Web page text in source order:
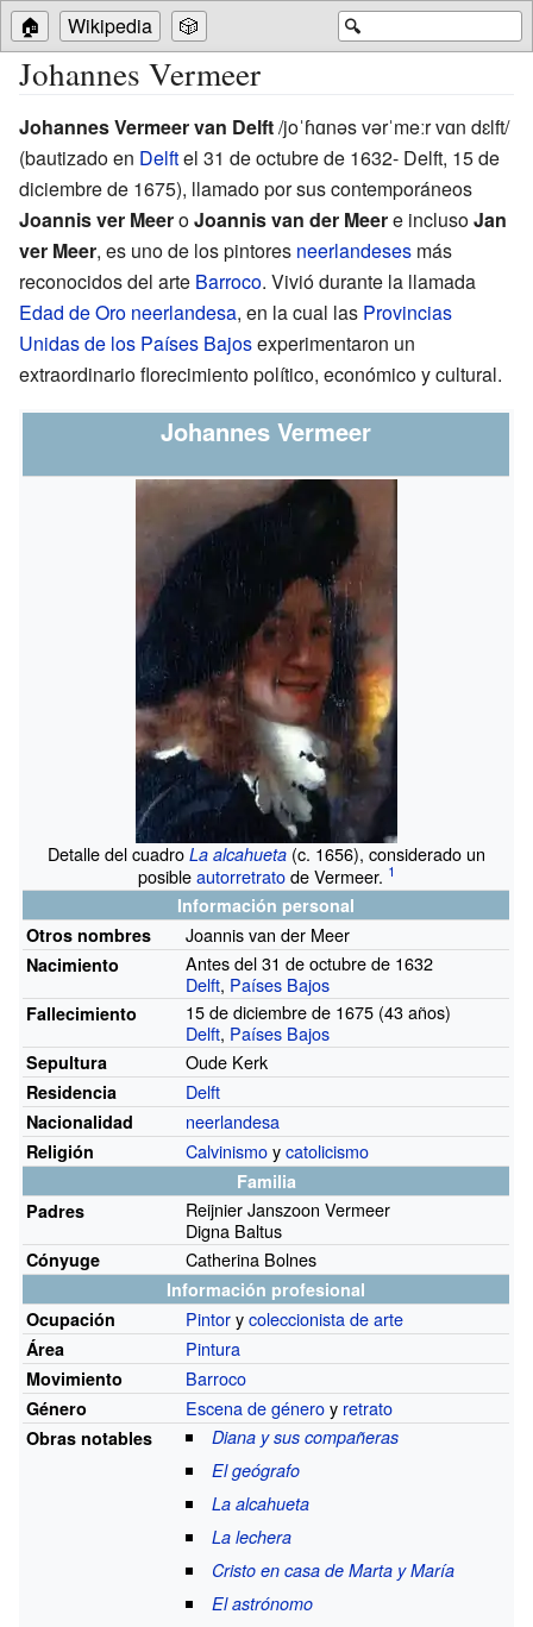
🔍
🏠 Wikipedia 🎲
Johannes Vermeer
Johannes Vermeer van Delft/joˈɦɑnəs vərˈmeːr vɑn dɛlft/
(bautizado en Delftel 31 de octubre de 1632- Delft, 15 de
diciembre de 1675), llamado por sus contemporáneos
Joannis ver MeeroJoannis van der Meere inclusoJan
ver Meer, es uno de los pintores neerlandeses más
reconocidos del arte Barroco. Vivió durante la llamada
Edad de Oro neerlandesa, en la cual las Provincias
Unidas de los Países Bajosexperimentaron un
extraordinario florecimiento político, económico y cultural.
Johannes Vermeer
Detalle del cuadro La alcahueta(c. 1656), considerado un
posibleautorretratode Vermeer.
Información personal
Otros nombres Joannis van der Meer
Nacimiento
Antes del 31 de octubre de 1632
Delft, Países Bajos
Fallecimiento
15 de diciembre de 1675 (43 años)
Delft, Países Bajos
Sepultura Oude Kerk
Residencia Delft
Nacionalidad neerlandesa
Religión Calvinismoycatolicismo
Familia
Padres
Reijnier Janszoon Vermeer
Digna Baltus
Cónyuge Catherina Bolnes
Información profesional
Ocupación
Pintorycoleccionista de arte
Área Pintura
Movimiento Barroco
Género Escena de géneroy retrato
Obras notables
Diana y sus compañeras
El geógrafo
La alcahueta
La lechera
Cristo en casa de Marta y María
El astrónomo